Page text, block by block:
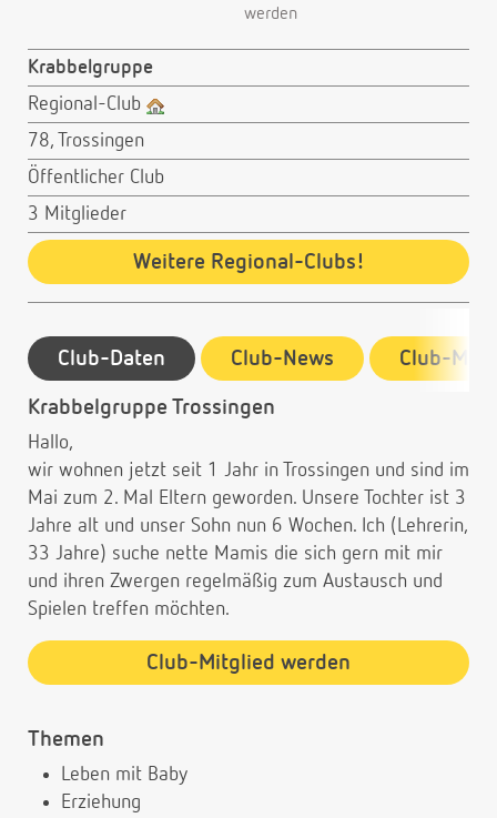
werden
Krabbelgruppe
Regional-Club
78, Trossingen
Öffentlicher Club
3 Mitglieder
Weitere Regional-Clubs!
Club-Daten Club-News Club-
Krabbelgruppe Trossingen
Hallo,
wir wohnen jetzt seit 1 Jahr in Trossingen und sind im
Mai zum 2. Mal Eltern geworden. Unsere Tochter ist 3
Jahre alt und unser Sohn nun 6 Wochen. Ich (Lehrerin,
33 Jahre) suche nette Mamis die sich gern mit mir
und ihren Zwergen regelmäßig zum Austausch und
Spielen treffen möchten.
Club-Mitglied werden
Themen
Leben mit Baby
Erziehung